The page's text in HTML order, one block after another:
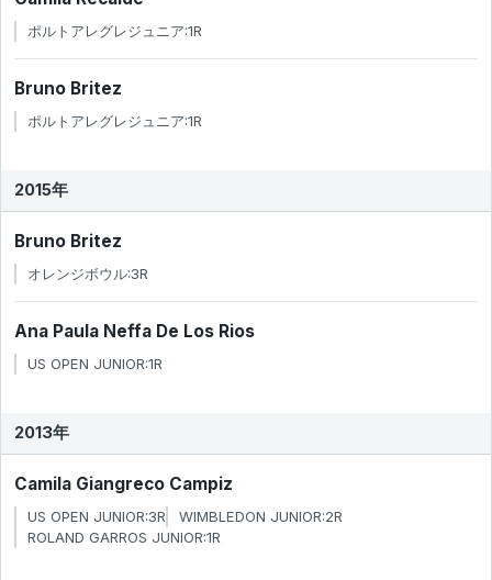
ポルトアレグレジュニア:1R
Bruno Britez
ポルトアレグレジュニア:1R
2015年
Bruno Britez
オレンジボウル:3R
Ana Paula Neffa De Los Rios
US OPEN JUNIOR:1R
2013年
Camila Giangreco Campiz
US OPEN JUNIOR:3R
WIMBLEDON JUNIOR:2R
ROLAND GARROS JUNIOR:1R